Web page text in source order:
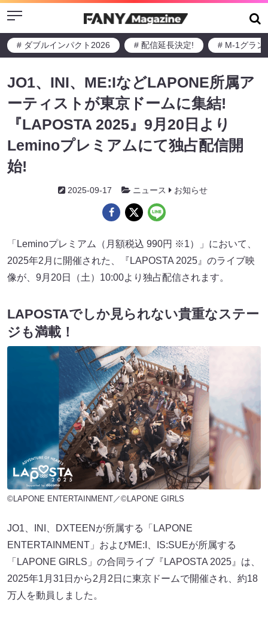
Menu
# ダブルインパクト2026 # 配信延長決定! # M-1グラン
JO1、INI、ME:IなどLAPONE所属ア
ーティストが東京ドームに集結!
『LAPOSTA 2025』9月20日より
Leminoプレミアムにて独占配信開
始!
2025-09-17 ニュース お知らせ
「Leminoプレミアム（月額税込 990円 ※1）」において、
2025年2月に開催された、『LAPOSTA 2025』のライブ映
像が、9月20日（土）10:00より独占配信されます。
LAPOSTAでしか見られない貴重なステー
ジも満載！
©LAPONE ENTERTAINMENT／©LAPONE GIRLS
JO1、INI、DXTEENが所属する「LAPONE
ENTERTAINMENT」およびME:I、IS:SUEが所属する
「LAPONE GIRLS」の合同ライブ『LAPOSTA 2025』は、
2025年1月31日から2月2日に東京ドームで開催され、約18
万人を動員しました。